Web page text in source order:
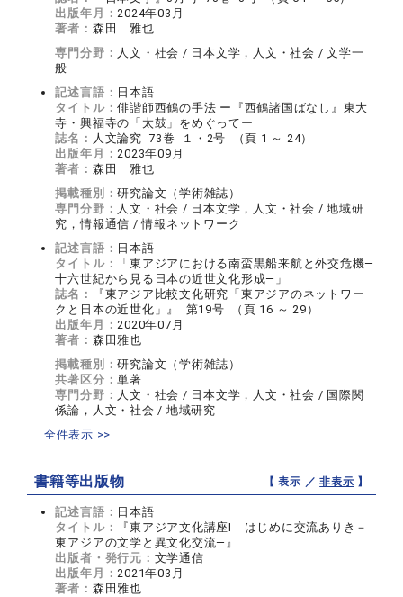
出版年月：2024年03月
著者： 森田 雅也
専門分野： 人文・社会 / 日本文学，人文・社会 / 文学一
般
記述言語： 日本語
タイトル：俳諧師西鶴の手法 ー『西鶴諸国ばなし』東大
寺・興福寺の「太鼓」をめぐってー
誌名： 人文論究 73巻 １・2号 （頁 1 ～ 24）
出版年月：2023年09月
著者： 森田 雅也
掲載種別：研究論文（学術雑誌）
専門分野： 人文・社会 / 日本文学，人文・社会 / 地域研
究，情報通信 / 情報ネットワーク
記述言語： 日本語
タイトル：
「東アジアにおける南蛮黒船来航と外交危機―
十六世紀から見る日本の近世文化形成―」
誌名：
『東アジア比較文化研究「東アジアのネットワー
クと日本の近世化」』 第19号 （頁 16 ～ 29）
出版年月：2020年07月
著者： 森田雅也
掲載種別：研究論文（学術雑誌）
共著区分：単著
専門分野： 人文・社会 / 日本文学，人文・社会 / 国際関
係論，人文・社会 / 地域研究
全件表示 >>
書籍等出版物 【 表示 ／非表示 】
記述言語： 日本語
タイトル：
『東アジア文化講座Ⅰ はじめに交流ありき－
東アジアの文学と異文化交流―』
出版者・発行元： 文学通信
出版年月：2021年03月
著者： 森田雅也